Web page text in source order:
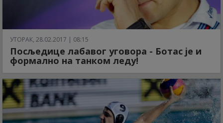
УТОРАК, 28.02.2017 | 08:15
Посљедице лабавог уговора - Ботас је и
формално на танком леду!